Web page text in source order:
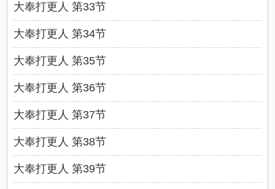
大奉打更人 第33节
大奉打更人 第34节
大奉打更人 第35节
大奉打更人 第36节
大奉打更人 第37节
大奉打更人 第38节
大奉打更人 第39节